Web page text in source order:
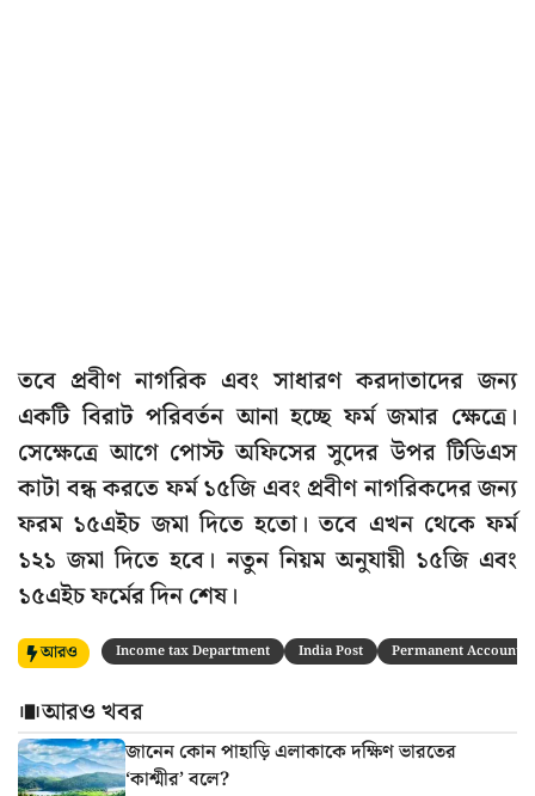
তবে প্রবীণ নাগরিক এবং সাধারণ করদাতাদের জন্য
একটি বিরাট পরিবর্তন আনা হচ্ছে ফর্ম জমার ক্ষেত্রে।
সেক্ষেত্রে আগে পোস্ট অফিসের সুদের উপর টিডিএস
কাটা বন্ধ করতে ফর্ম ১৫জি এবং প্রবীণ নাগরিকদের জন্য
ফরম ১৫এইচ জমা দিতে হতো। তবে এখন থেকে ফর্ম
১২১ জমা দিতে হবে। নতুন নিয়ম অনুযায়ী ১৫জি এবং
১৫এইচ ফর্মের দিন শেষ।
আরও Income tax Department India Post Permanent Account
আরও খবর
জানেন কোন পাহাড়ি এলাকাকে দক্ষিণ ভারতের
‘কাশ্মীর’ বলে?